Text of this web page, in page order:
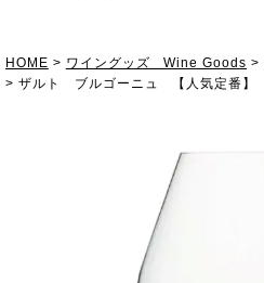
HOME ワイングッズ Wine Goods
ザルト ブルゴーニュ 【人気定番】